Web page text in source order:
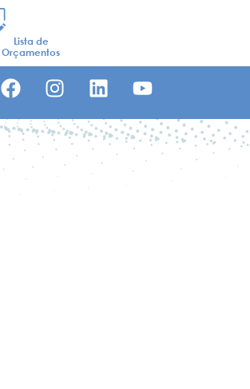
Lista de
Orçamentos